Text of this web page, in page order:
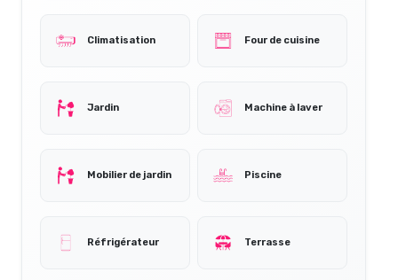
Climatisation Four de cuisine
Jardin Machine à laver
Mobilier de jardin Piscine
Réfrigérateur Terrasse